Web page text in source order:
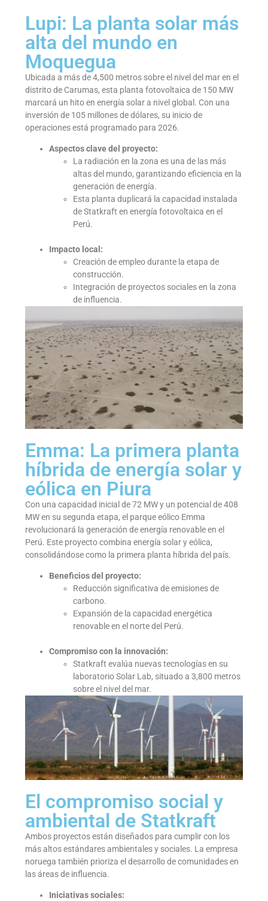
Lupi: La planta solar más
alta del mundo en
Moquegua
Ubicada a más de 4,500 metros sobre el nivel del mar en el
distrito de Carumas, esta planta fotovoltaica de 150 MW
marcará un hito en energía solar a nivel global. Con una
inversión de 105 millones de dólares, su inicio de
operaciones está programado para 2026.
Aspectos clave del proyecto:
La radiación en la zona es una de las más
altas del mundo, garantizando eficiencia en la
generación de energía.
Esta planta duplicará la capacidad instalada
de Statkraft en energía fotovoltaica en el
Perú.
Impacto local:
Creación de empleo durante la etapa de
construcción.
Integración de proyectos sociales en la zona
de influencia.
Emma: La primera planta
híbrida de energía solar y
eólica en Piura
Con una capacidad inicial de 72 MW y un potencial de 408
MW en su segunda etapa, el parque eólico Emma
revolucionará la generación de energía renovable en el
Perú. Este proyecto combina energía solar y eólica,
consolidándose como la primera planta híbrida del país.
Beneficios del proyecto:
Reducción significativa de emisiones de
carbono.
Expansión de la capacidad energética
renovable en el norte del Perú.
Compromiso con la innovación:
Statkraft evalúa nuevas tecnologías en su
laboratorio Solar Lab, situado a 3,800 metros
sobre el nivel del mar.
El compromiso social y
ambiental de Statkraft
Ambos proyectos están diseñados para cumplir con los
más altos estándares ambientales y sociales. La empresa
noruega también prioriza el desarrollo de comunidades en
las áreas de influencia.
Iniciativas sociales: